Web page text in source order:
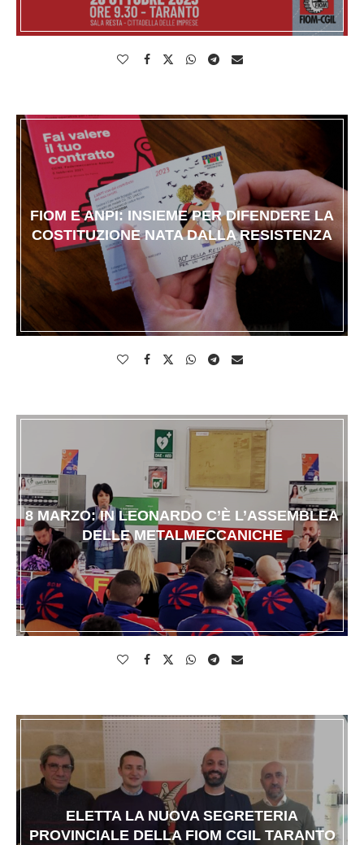
FIOM E ANPI: INSIEME PER DIFENDERE LA
COSTITUZIONE NATA DALLA RESISTENZA
8 MARZO: IN LEONARDO C’È L’ASSEMBLEA
DELLE METALMECCANICHE
ELETTA LA NUOVA SEGRETERIA
PROVINCIALE DELLA FIOM CGIL TARANTO